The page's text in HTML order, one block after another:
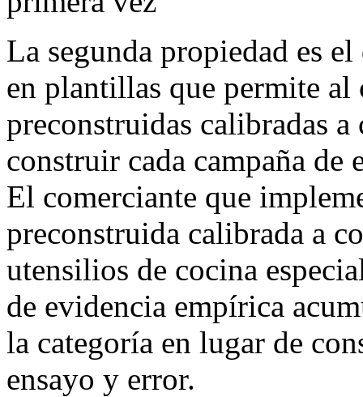
La segunda propiedad es
en plantillas que permite al
preconstruidas calibradas
construir cada campaña de
El comerciante que
preconstruida calibrada a
utensilios de cocina
de evidencia empírica
la categoría en lugar de
ensayo y error.